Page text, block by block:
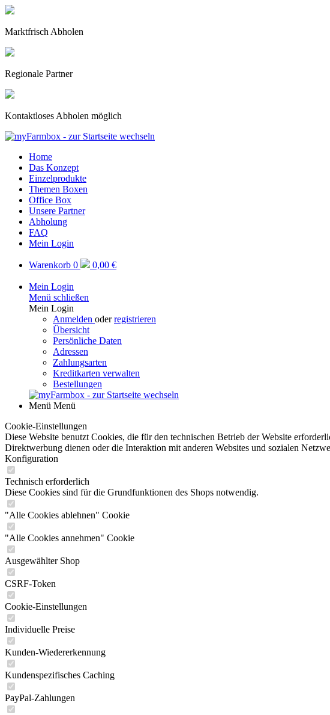
Marktfrisch Abholen
Regionale Partner
Kontaktloses Abholen möglich
Home
Das Konzept
Einzelprodukte
Themen Boxen
Office Box
Unsere Partner
Abholung
FAQ
Mein Login
Warenkorb 0 0,00 €
Mein Login
Menü schließen
Mein Login
Anmelden oderregistrieren
Übersicht
Persönliche Daten
Adressen
Zahlungsarten
Kreditkarten verwalten
Bestellungen
Menü Menü
Cookie-Einstellungen
Diese Website benutzt Cookies, die für den technischen Betrieb der Website
Direktwerbung dienen oder die Interaktion mit anderen Websites und sozialen
Konfiguration
Technisch erforderlich
Diese Cookies sind für die Grundfunktionen des Shops notwendig.
"Alle Cookies ablehnen" Cookie
"Alle Cookies annehmen" Cookie
Ausgewählter Shop
CSRF-Token
Cookie-Einstellungen
Individuelle Preise
Kunden-Wiedererkennung
Kundenspezifisches Caching
PayPal-Zahlungen